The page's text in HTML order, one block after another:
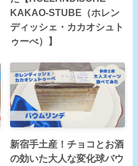
KAKAO-STUBE（ホレン
ディッシェ・カカオシュト
ゥーべ）】
新宿手土産！チョコとお酒
の効いた大人な変化球バウ